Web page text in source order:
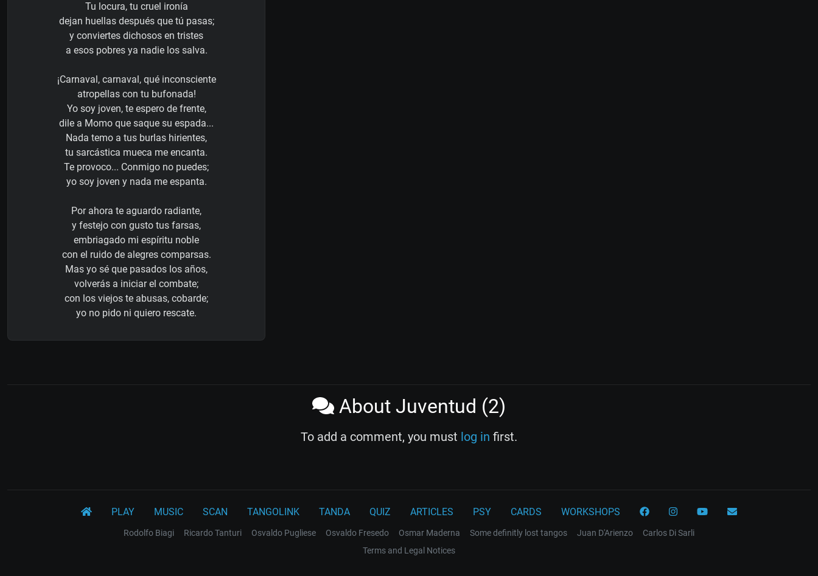
Tu locura, tu cruel ironía
dejan huellas después que tú pasas;
y conviertes dichosos en tristes
a esos pobres ya nadie los salva.
¡Carnaval, carnaval, qué inconsciente
atropellas con tu bufonada!
Yo soy joven, te espero de frente,
dile a Momo que saque su espada...
Nada temo a tus burlas hirientes,
tu sarcástica mueca me encanta.
Te provoco... Conmigo no puedes;
yo soy joven y nada me espanta.
Por ahora te aguardo radiante,
y festejo con gusto tus farsas,
embriagado mi espíritu noble
con el ruido de alegres comparsas.
Mas yo sé que pasados los años,
volverás a iniciar el combate;
con los viejos te abusas, cobarde;
yo no pido ni quiero rescate.
About Juventud (2)
To add a comment, you must log in first.
PLAY MUSIC SCAN TANGOLINK TANDA QUIZ ARTICLES PSY CARDS WORKSHOPS
Rodolfo Biagi Ricardo Tanturi Osvaldo Pugliese Osvaldo Fresedo Osmar Maderna Some definitly lost tangos Juan D'Arienzo
Carlos Di Sarli
Terms and Legal Notices